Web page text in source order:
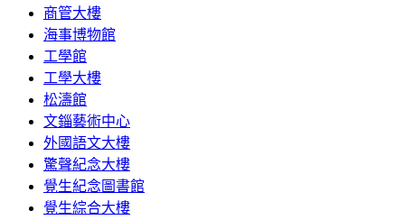
商管大樓
海事博物館
工學館
工學大樓
松濤館
文錙藝術中心
外國語文大樓
驚聲紀念大樓
覺生紀念圖書館
覺生綜合大樓